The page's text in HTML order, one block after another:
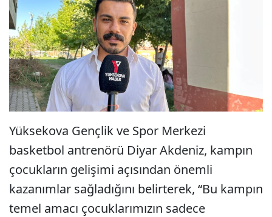
Yüksekova Gençlik ve Spor Merkezi
basketbol antrenörü Diyar Akdeniz, kampın
çocukların gelişimi açısından önemli
kazanımlar sağladığını belirterek, “Bu kampın
temel amacı çocuklarımızın sadece